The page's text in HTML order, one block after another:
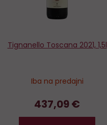
Tignanello Toscana 2021, 1,5l
Iba na predajni
437,09 €